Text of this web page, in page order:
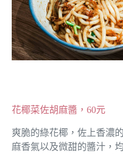
花椰菜佐胡麻醬，60元
爽脆的綠花椰，佐上香濃
麻香氣以及微甜的醬汁，